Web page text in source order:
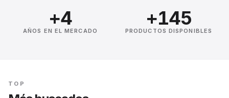
+4
AÑOS EN EL MERCADO
+145
PRODUCTOS DISPONIBLES
TOP